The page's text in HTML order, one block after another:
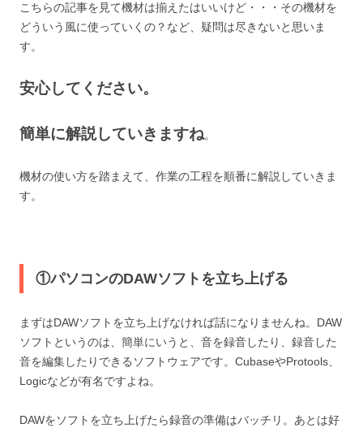
こちらの記事を見て機材は揃えたはいいけど・・・その機材を
どういう風に使っていくの？など、疑問は尽きないと思いま
す。
安心してください。
簡単に解説していきますね。
機材の使い方を踏まえて、作業の工程を順番に解説していきま
す。
①パソコンのDAWソフトを立ち上げる
まずはDAWソフトを立ち上げなければ話になりませんね。DAW
ソフトというのは、簡単にいうと、音を録音したり、録音した
音を編集したりできるソフトウェアです。CubaseやProtools、
Logicなどが有名ですよね。
DAWをソフトを立ち上げたら録音の準備はバッチリ。あとは好